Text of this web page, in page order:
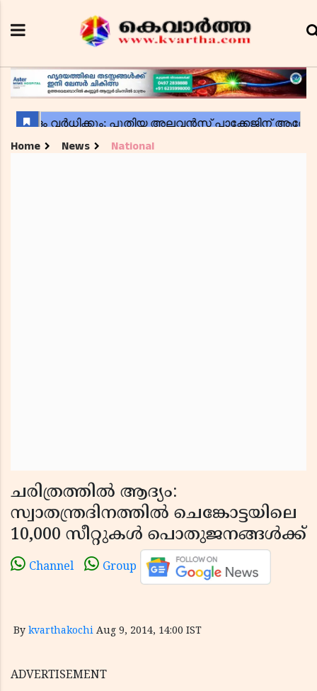
Home News National
ചരിത്രത്തില്‍ ആദ്യം:
സ്വാതന്ത്രദിനത്തില്‍ ചെങ്കോട്ടയിലെ
10,000 സീറ്റുകള്‍ പൊതുജനങ്ങള്‍ക്ക്
Channel Group
By kvarthakochi Aug 9, 2014, 14:00 IST
ADVERTISEMENT